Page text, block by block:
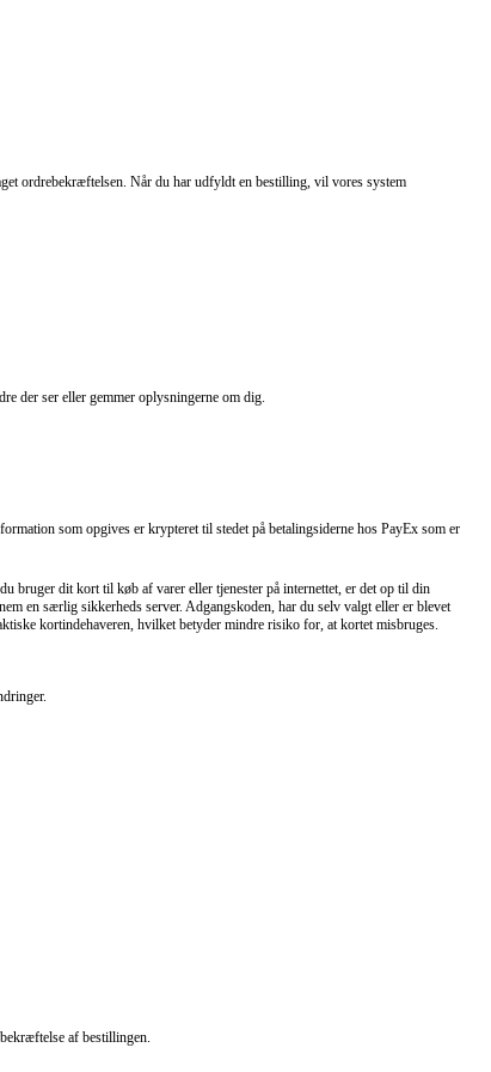
ordrebekræftelsen. Når du har udfyldt en bestilling, vil vores system
der ser eller gemmer oplysningerne om dig.
som opgives er krypteret til stedet på betalingsiderne hos PayEx som er
bruger dit kort til køb af varer eller tjenester på internettet, er det op til din
en særlig sikkerheds server. Adgangskoden, har du selv valgt eller er blevet
kortindehaveren, hvilket betyder mindre risiko for, at kortet misbruges.
af bestillingen.